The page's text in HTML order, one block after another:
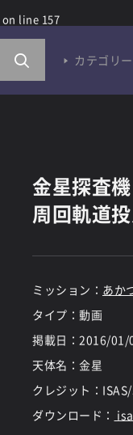
on line 157
カテゴリー
金星探査機
周回軌道
ミッション： あか
タイプ：動画
掲載日： 2016/01/
天体名：金星
クレジット：
ダウンロード：